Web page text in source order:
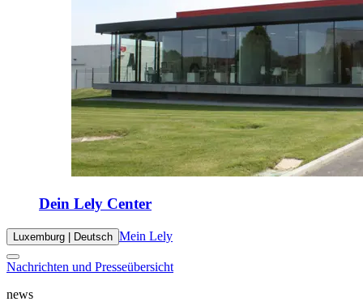
Dein Lely Center
Luxemburg | Deutsch Mein Lely
Nachrichten und Presseübersicht
news